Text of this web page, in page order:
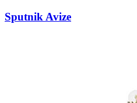
Sputnik Avize